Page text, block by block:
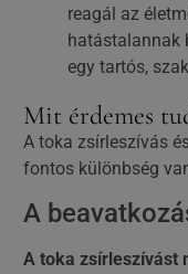
reagál az
hatástalannak
egy tartós,
Mit érdemes
A toka zsírleszívás
fontos különbség
A
A toka zsírleszívást